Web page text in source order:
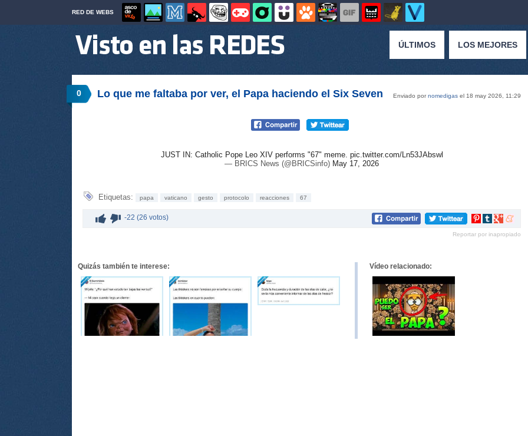
RED DE WEBS
ÚLTIMOS LOS MEJORES
0 Enviado pornomedigas el 18 may 2026, 11:29
Lo que me faltaba por ver, el Papa haciendo el Six Seven
JUST IN: Catholic Pope Leo XIV performs "67" meme. pic.twitter.com/Ln53JAbswl
— BRICS News (@BRICSinfo) May 17, 2026
Etiquetas: papa vaticano gesto protocolo reacciones 67
-22 (26 votos)
Compartir
Pinterest
Compartir
tumblr
Compartir
Google+
Reportar por inapropiado
Quizás también te interese: Vídeo relacionado: